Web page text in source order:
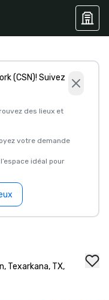
(CSN)! Suivez
des lieux et
votre demande
idéal pour
Texarkana, TX,